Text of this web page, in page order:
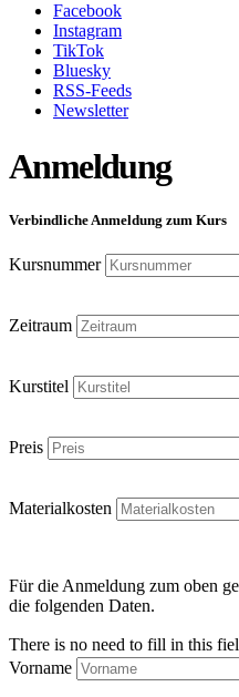
Facebook
Instagram
TikTok
Bluesky
RSS-Feeds
Newsletter
Anmeldung
Verbindliche Anmeldung zum Kurs
Kursnummer
Zeitraum
Kurstitel
Preis
Materialkosten
Für die Anmeldung zum oben
die folgenden Daten.
There is no need to fill in this
Vorname